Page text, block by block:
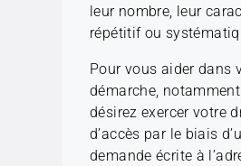
leur nombre, leur
répétitif ou
Pour vous aider dans
démarche,
désirez exercer votre
d’accès par le biais
demande écrite à